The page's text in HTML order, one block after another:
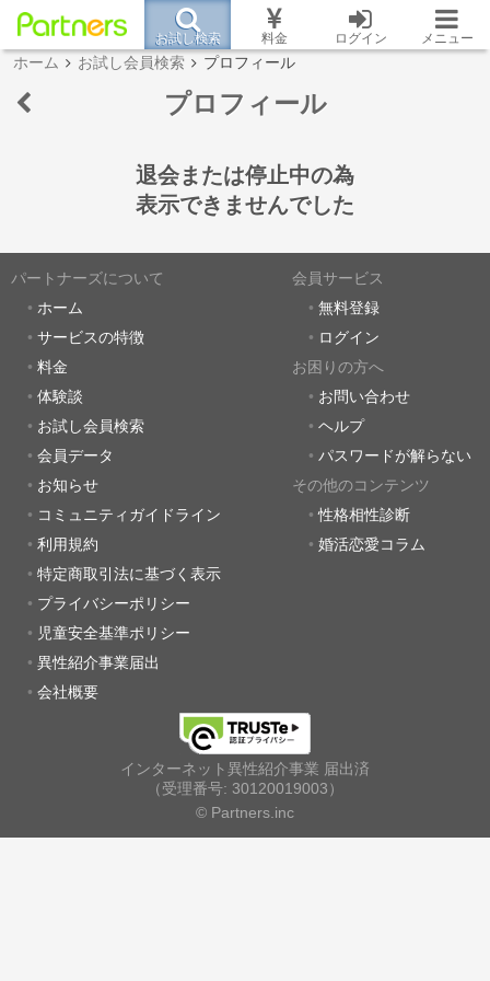
お試し検索 料金 ログイン メニュー
ホーム お試し会員検索 プロフィール
プロフィール
退会または停止中の為
表示できませんでした
パートナーズについて
ホーム
サービスの特徴
料金
体験談
お試し会員検索
会員データ
お知らせ
コミュニティガイドライン
利用規約
特定商取引法に基づく表示
プライバシーポリシー
児童安全基準ポリシー
異性紹介事業届出
会社概要
会員サービス
無料登録
ログイン
お困りの方へ
お問い合わせ
ヘルプ
パスワードが解らない
その他のコンテンツ
性格相性診断
婚活恋愛コラム
インターネット異性紹介事業 届出済
（受理番号: 30120019003）
© Partners.inc